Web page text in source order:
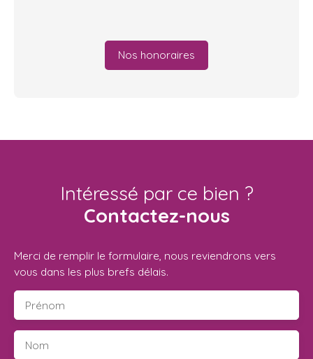
Nos honoraires
Intéressé par ce bien ?
Contactez-nous
Merci de remplir le formulaire, nous reviendrons vers
vous dans les plus brefs délais.
Prénom
Nom